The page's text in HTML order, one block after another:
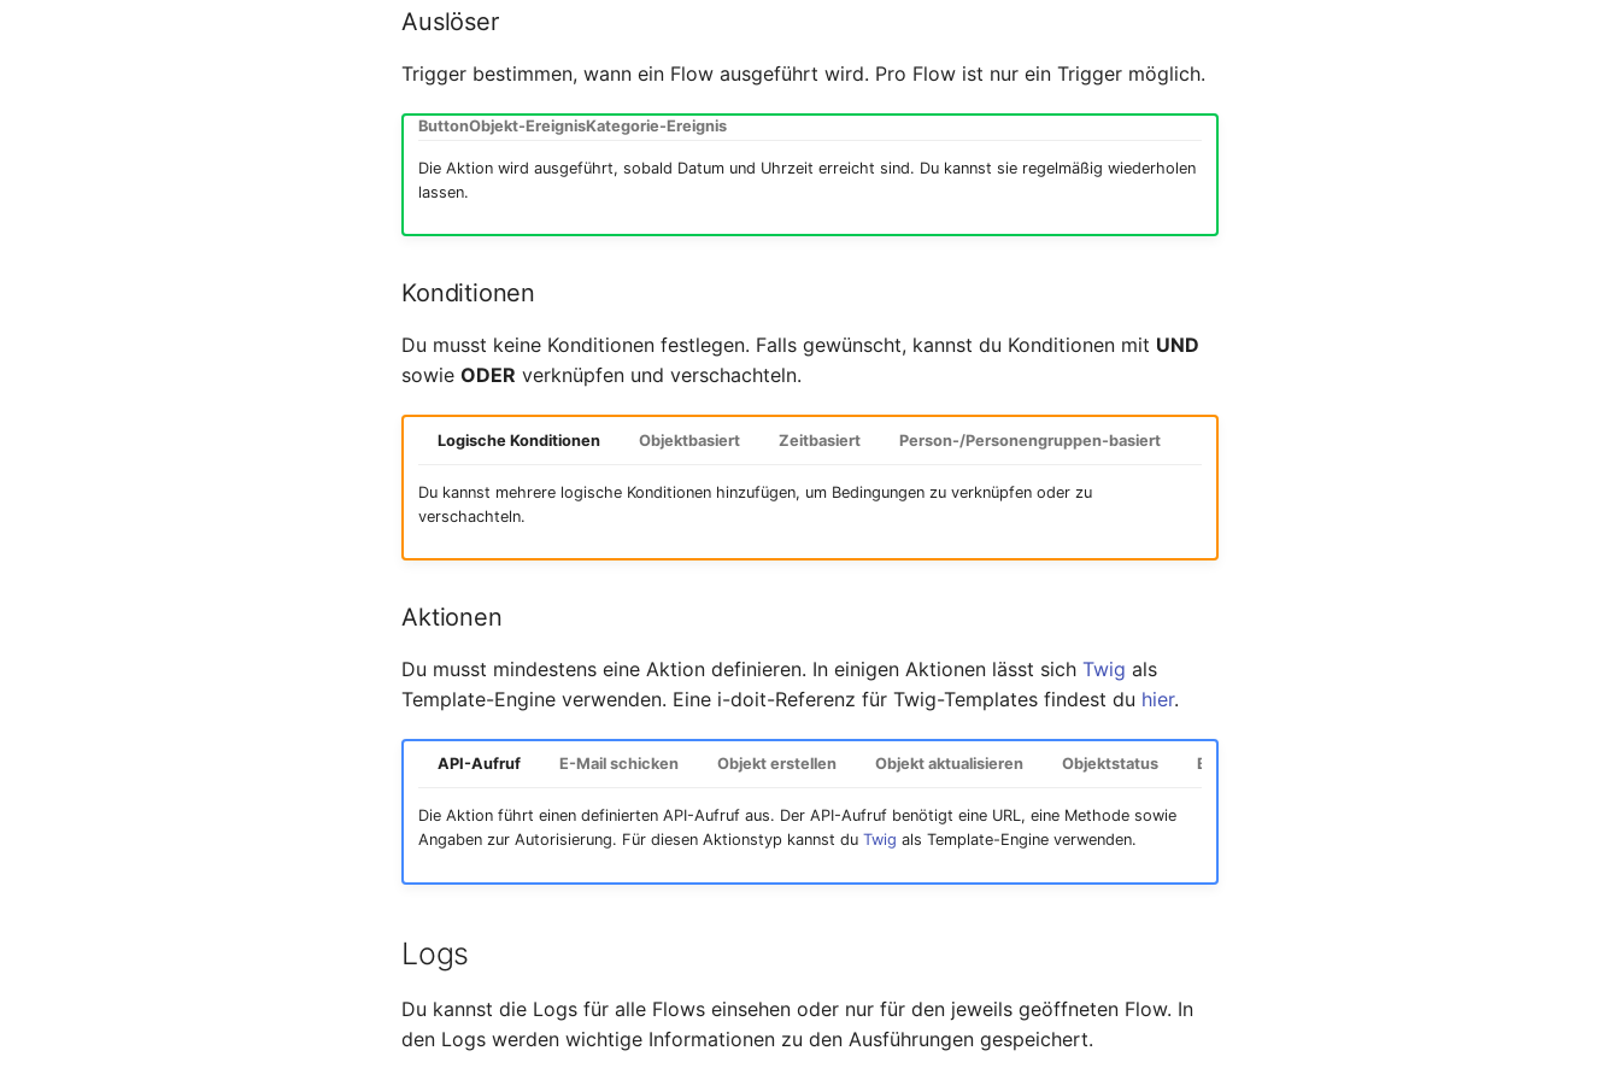
Auslöser
Trigger bestimmen, wann ein Flow ausgeführt wird. Pro Flow ist nur ein Trigger möglich.
ButtonObjekt-EreignisKategorie-Ereignis
Die Aktion wird ausgeführt, sobald Datum und Uhrzeit erreicht sind. Du kannst sie regelmäßig wiederholen
lassen.
Konditionen
Du musst keine Konditionen festlegen. Falls gewünscht, kannst du Konditionen mit UND
sowieODER verknüpfen und verschachteln.
Logische Konditionen Objektbasiert Zeitbasiert Person-/Personengruppen-basiert
Du kannst mehrere logische Konditionen hinzufügen, um Bedingungen zu verknüpfen oder zu
verschachteln.
Aktionen
Du musst mindestens eine Aktion definieren. In einigen Aktionen lässt sichTwig als
Template-Engine verwenden. Eine i-doit-Referenz für Twig-Templates findest du hier.
API-Aufruf E-Mail schicken Objekt erstellen Objekt aktualisieren Objektstatus Befehl ausführen
Die Aktion führt einen definierten API-Aufruf aus. Der API-Aufruf benötigt eine URL, eine Methode sowie
Angaben zur Autorisierung. Für diesen Aktionstyp kannst du Twig als Template-Engine verwenden.
Logs
Du kannst die Logs für alle Flows einsehen oder nur für den jeweils geöffneten Flow. In
den Logs werden wichtige Informationen zu den Ausführungen gespeichert.